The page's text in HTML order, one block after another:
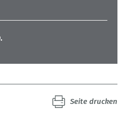
Seite drucken